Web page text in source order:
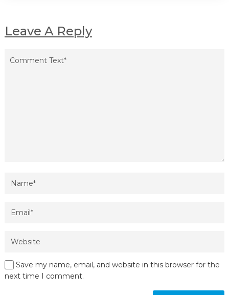
Leave A Reply
Save my name, email, and website in this browser for the
next time I comment.